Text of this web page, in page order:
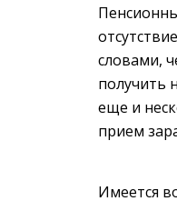
словами,
получить
еще и
прием
Имеется